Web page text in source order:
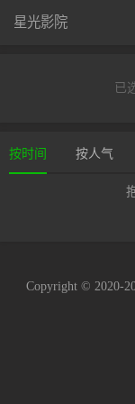
星光影院
已
按时间 按人气
Copyright © 2020-